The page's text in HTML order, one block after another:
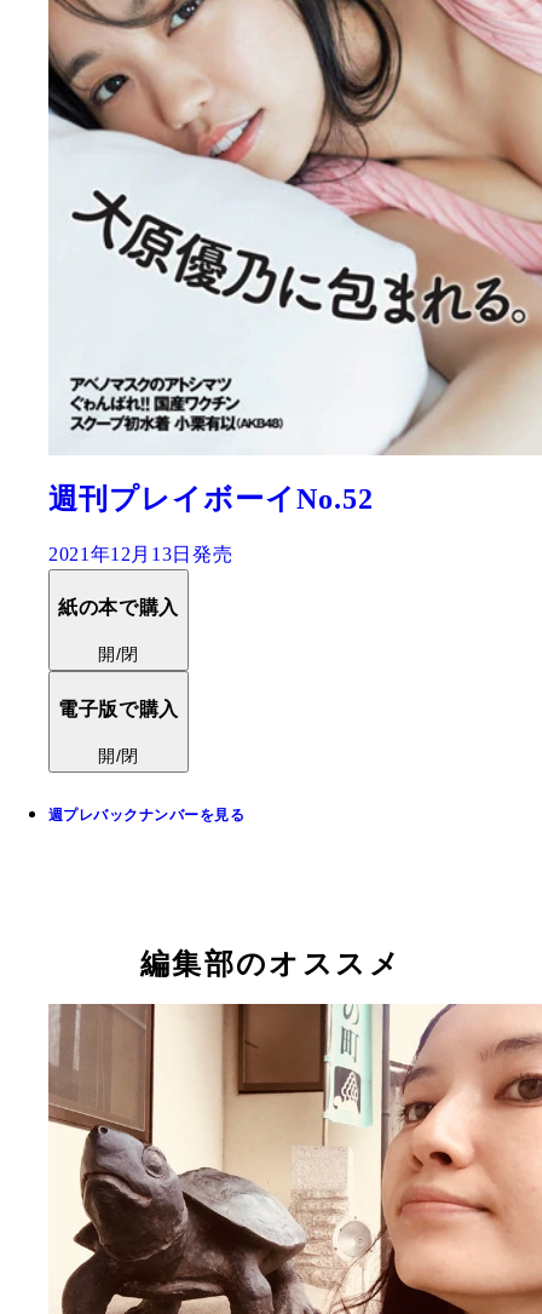
週刊プレイボーイNo.52
2021年12月13日発売
紙の本で購入
開/閉
電子版で購入
開/閉
週プレバックナンバーを見る
編集部のオススメ